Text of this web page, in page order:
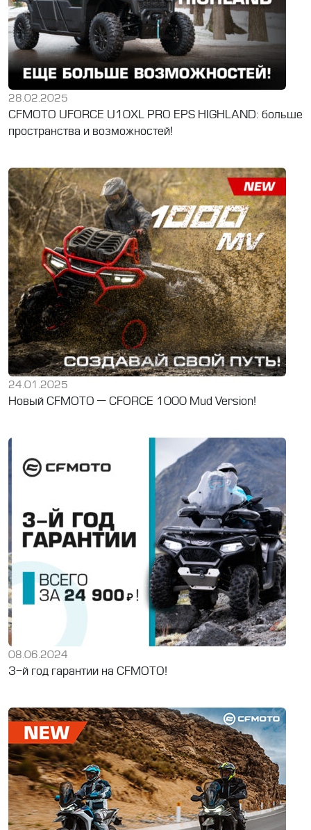
28.02.2025
CFMOTO UFORCE U10XL PRO EPS HIGHLAND: больше
пространства и возможностей!
24.01.2025
Новый CFMOTO — CFORCE 1000 Mud Version!
08.06.2024
3-й год гарантии на CFMOTO!